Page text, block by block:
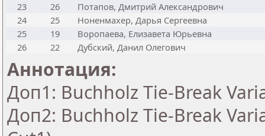
23
26
Потапов, Дмитрий Александрович
24
25
Ноненмахер, Дарья Сергеевна
25
19
Воропаева, Елизавета Юрьевна
26
22 Дубский, Данил Олегович
Аннотация:
Доп1: Buchholz Tie-Break
Доп2: Buchholz Tie-Break